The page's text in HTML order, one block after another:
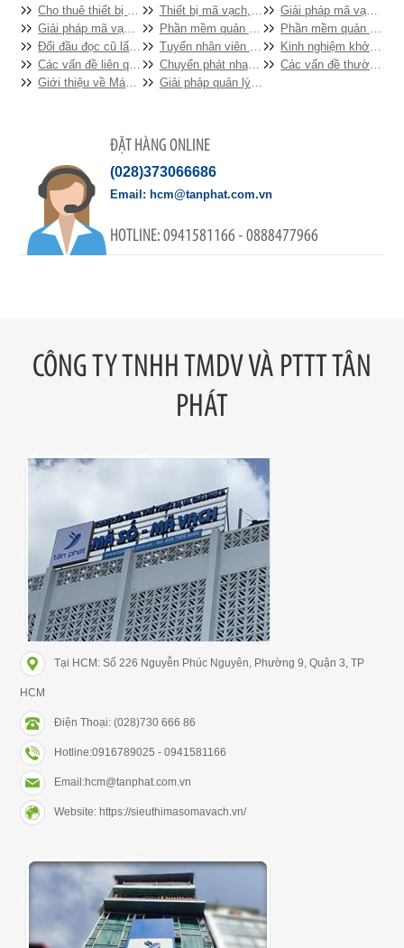
Cho thuê thiết bị kiểm kho tự động
Thiết bị mã vạch, giải pháp tổng thể cho mọi loại hình doanh nghiệp
Giải pháp mã vạch cho sản xuất
Giải pháp mã vạch tối ưu cho nghành vận tải hàng hóa và hậu cần
Phần mềm quản lý bán hàng bằng mã vạch
Phần mềm quản lý cửa hàng đồ chơi tích hợp công nghệ mã số mã vạch
Đổi đầu đọc cũ lấy đầu đọc mã vạch mới
Tuyển nhân viên KD thị trường, marketing
Kinh nghiệm khởi nghiệp cho mô hình Cửa hàng tiện lợi
Các vấn đề liên quan đến ruy băng cho máy in hóa đơn EPSON
Chuyển phát nhanh nên dùng máy tít nào
Các vấn đề thường gặp đối với máy kiểm kho CipherLab
Giới thiệu về Máy quét mã vạch
Giải phảp quản lý bán hàng chuyên nghiệp dành cho lĩnh vực Nhà hàng, khách sạn, Bar, Cafe và Cửa hàng thức ăn nhanh.
ĐẶT HÀNG ONLINE
(028)373066686
0941581166 - 0888477966
hcm@tanphat.com.vn
CÔNG TY TNHH TMDV VÀ PTTT TÂN
PHÁT
Tại HCM: Số 226 Nguyễn Phúc Nguyên, Phường 9, Quận 3, TP
HCM
Điện Thoại: (028)730 666 86
Hotline:0916789025 - 0941581166
Email:hcm@tanphat.com.vn
Website: https://sieuthimasomavach.vn/